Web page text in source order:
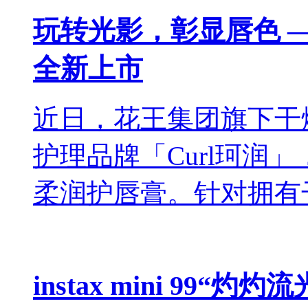
玩转光影，彰显唇色
全新上市
近日，花王集团旗下
护理品牌「Curl珂润」
柔润护唇膏。针对拥
instax mini 99“灼灼